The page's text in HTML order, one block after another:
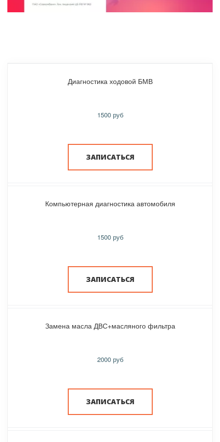
Диагностика ходовой БМВ
1500 руб
ЗАПИСАТЬСЯ
Компьютерная диагностика автомобиля
1500 руб
ЗАПИСАТЬСЯ
Замена масла ДВС+масляного фильтра
2000 руб
ЗАПИСАТЬСЯ